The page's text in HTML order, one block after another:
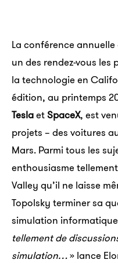
La conférence
un des rendez-vous les
la technologie en
édition, au printemps
TeslaetSpaceX, est
projets – des voitures
Mars. Parmi tous les
enthousiasme
Valley qu’il ne laisse
Topolsky terminer sa
simulation
tellement de
simulation…» lance